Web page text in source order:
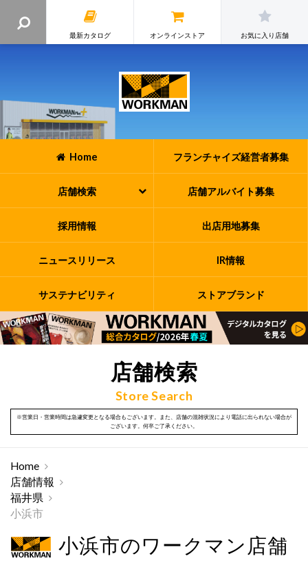
最新カタログ オンラインストア お気に入り店舗
Home フランチャイズ経営者募集
店舗検索 店舗アルバイト募集
採用情報 出店用地募集
ニュースリリース IR情報
サステナビリティ ストアブランド
店舗検索
Store Search
※営業日・営業時間は急遽変更となる場合もございます。また、店舗の混雑状況により電話に出られない場合が
ございます。何卒ご了承ください。
Home
店舗情報
福井県
小浜市
小浜市のワークマン店舗